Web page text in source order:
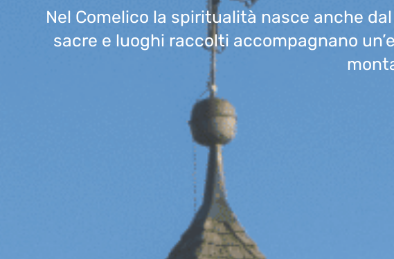
Nel Comelico la spiritualità nasce anche
sacre e luoghi raccolti accompagnano